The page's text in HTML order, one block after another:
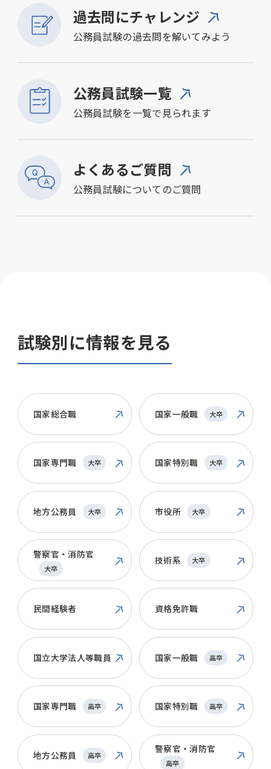
過去問にチャレンジ
公務員試験の過去問を解いてみよう
公務員試験一覧
公務員試験を一覧で見られます
よくあるご質問
公務員試験についてのご質問
試験別に情報を見る
国家総合職 国家一般職 大卒
国家専門職 大卒 国家特別職 大卒
地方公務員 大卒 市役所 大卒
警察官・消防官
大卒
技術系 大卒
民間経験者 資格免許職
国立大学法人等職員 国家一般職 高卒
国家専門職 高卒 国家特別職 高卒
地方公務員 高卒
警察官・消防官
高卒